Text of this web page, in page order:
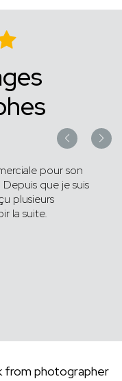
pour son
que je suis
plusieurs
la suite.
from photographer